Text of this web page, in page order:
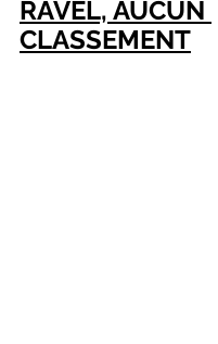
RAVEL, AUCUN
CLASSEMENT